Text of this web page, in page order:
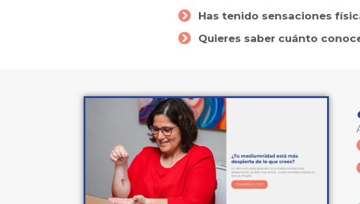
Has tenido sensaciones
Quieres saber cuánto